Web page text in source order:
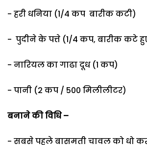
- हरी धनिया (1/4 कप बारीक कटी)
- पुदीने के पत्ते (1/4 कप, बारीक कटे
- नारियल का गाढा दूध (1 कप)
- पानी (2 कप / 500 मिलीलीटर)
बनाने की विधि –
- सबसे पहले बासमती चावल को धो